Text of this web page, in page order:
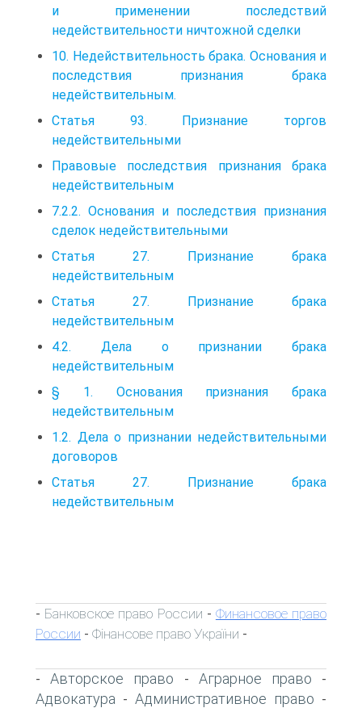
и применении последствий
недействительности ничтожной сделки
10. Недействительность брака. Основания и
последствия признания брака
недействительным.
Статья 93. Признание торгов
недействительными
Правовые последствия признания брака
недействительным
7.2.2. Основания и последствия признания
сделок недействительными
Статья 27. Признание брака
недействительным
Статья 27. Признание брака
недействительным
4.2. Дела о признании брака
недействительным
§ 1. Основания признания брака
недействительным
1.2. Дела о признании недействительными
договоров
Статья 27. Признание брака
недействительным
- Банковское право России - Финансовое право
России - Фінансове право України -
-Авторское право - Аграрное право -
Адвокатура - Административное право -